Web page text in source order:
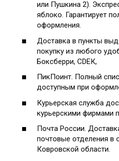
или Пушкина 2).
яблоко. Гарантирует
оформления.
Доставка в пункты
покупку из любого
Боксберри, СDЕК,
ПикПоинт. Полный
доступным при
Курьерская служба
курьерскими фирмами
Почта России.
почтовые отделения в
Ковровской области.